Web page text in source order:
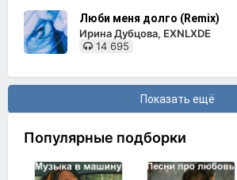
Люби меня долго (Remix)
Ирина Дубцова, EXNLXDE
14 695
Показать ещё
Популярные подборки